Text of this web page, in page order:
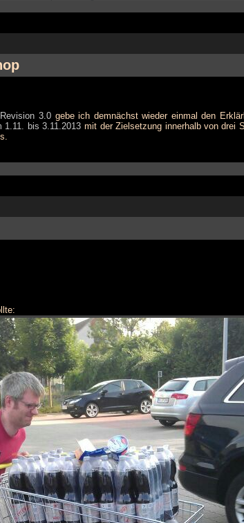
Revision 3.0 gebe ich demnächst wieder einmal den
1.11. bis 3.11.2013 mit der Zielsetzung innerhalb von drei